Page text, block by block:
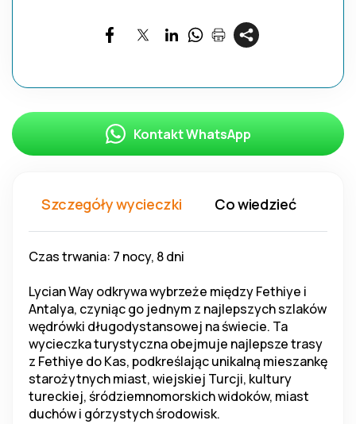
Szczegóły wycieczki Co wiedzieć
Czas trwania: 7 nocy, 8 dni
Lycian Way odkrywa wybrzeże między Fethiye i
Antalya, czyniąc go jednym z najlepszych szlaków
wędrówki długodystansowej na świecie. Ta
wycieczka turystyczna obejmuje najlepsze trasy
z Fethiye do Kas, podkreślając unikalną mieszankę
starożytnych miast, wiejskiej Turcji, kultury
tureckiej, śródziemnomorskich widoków, miast
duchów i górzystych środowisk.
Kontakt WhatsApp